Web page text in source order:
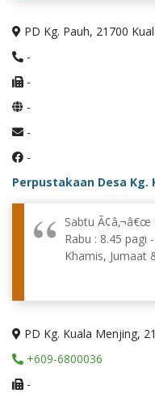
PD Kg. Pauh, 21700
-
-
-
-
-
Perpustakaan Desa Kg.
Sabtu Ã¢â‚¬â€œ
Rabu : 8.45 pagi
Khamis, Jumaat
PD Kg. Kuala Menjing,
+609-6800036
-